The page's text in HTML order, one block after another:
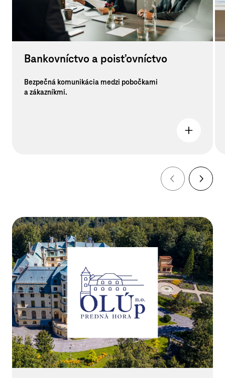
Bankovníctvo a poisťovníctvo
Bezpečná komunikácia medzi pobočkami
a zákazníkmi.